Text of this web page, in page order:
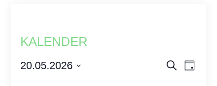
KALENDER
Events
Search Event
Day
20.05.2026